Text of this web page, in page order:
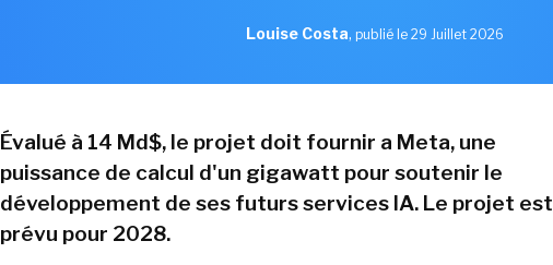
Louise Costa, publié le 29 Juillet 2026
Évalué à 14 Md$, le projet doit fournir a Meta, une
puissance de calcul d'un gigawatt pour soutenir le
développement de ses futurs services IA. Le projet est
prévu pour 2028.